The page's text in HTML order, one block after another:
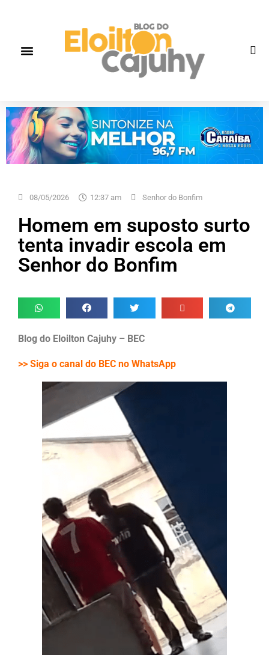
08/05/2026 12:37 am Senhor do Bonfim
Homem em suposto surto
tenta invadir escola em
Senhor do Bonfim
Blog do Eloilton Cajuhy – BEC
>> Siga o canal do BEC no WhatsApp